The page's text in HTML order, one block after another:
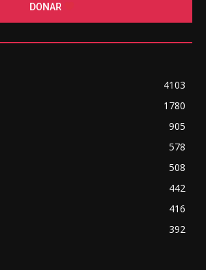
DONAR
4103
1780
905
578
508
442
416
392